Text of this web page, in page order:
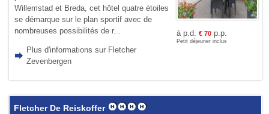
Willemstad et Breda, cet hôtel quatre étoiles
se démarque sur le plan sportif avec de
nombreuses possibilités de r...
Plus d'informations sur Fletcher
Zevenbergen
à p.d. € 70p.p.
Petit déjeuner inclus
Fletcher De Reiskoffer